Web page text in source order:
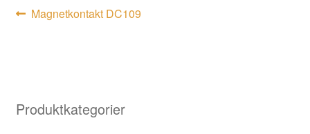
Inläggsnavigering
Föregående
Magnetkontakt DC109
Produktkategorier